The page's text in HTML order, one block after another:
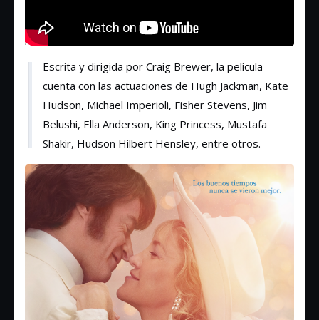
Escrita y dirigida por Craig Brewer, la película
cuenta con las actuaciones de Hugh Jackman, Kate
Hudson, Michael Imperioli, Fisher Stevens, Jim
Belushi, Ella Anderson, King Princess, Mustafa
Shakir, Hudson Hilbert Hensley, entre otros.